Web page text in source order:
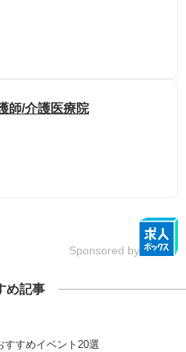
師/介護医療院
Sponsored by
め記事
すすめイベント20選